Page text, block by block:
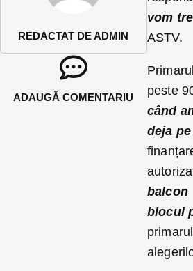
REDACTAT DE ADMIN
ADAUGĂ COMENTARIU
vom
ASTV.
peste
când
deja
balcon
blocul